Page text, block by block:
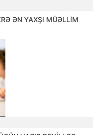
ƏN YAXŞI MÜƏLLİM